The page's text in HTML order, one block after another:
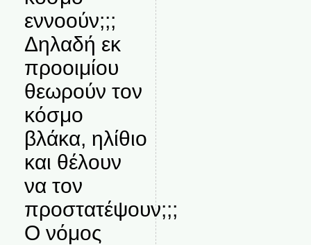
εννοούν;;;
Δηλαδή εκ
προοιμίου
θεωρούν τον
κόσμο
βλάκα, ηλίθιο
και θέλουν
να τον
προστατέψουν;;;
Ο νόμος